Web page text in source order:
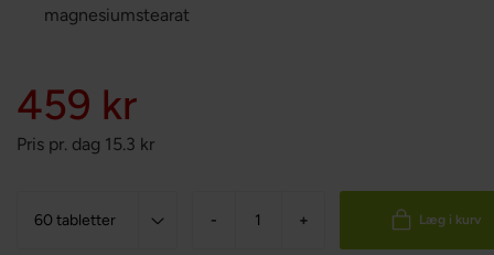
magnesiumstearat
459 kr
Pris pr. dag 15.3 kr
- + Læg i kurv